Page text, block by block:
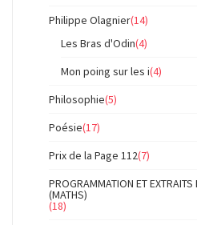
Philippe Olagnier(14)
Les Bras d'Odin(4)
Mon poing sur les i(4)
Philosophie(5)
Poésie(17)
Prix de la Page 112(7)
PROGRAMMATION ET EXTRAITS
(MATHS)
(18)